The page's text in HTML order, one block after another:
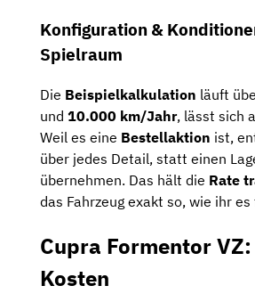
Konfiguration &
Spielraum
Die Beispielkalkulation läuft
und 10.000 km/Jahr, lässt sich
Weil es eine Bestellaktion ist,
über jedes Detail, statt einen
übernehmen. Das hält die Rate
das Fahrzeug exakt so, wie ihr
Cupra Formentor
Kosten